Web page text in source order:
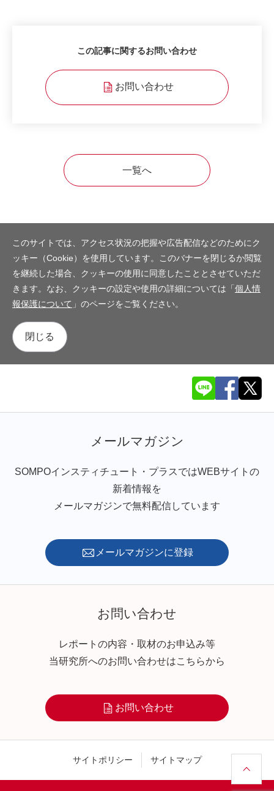
この記事に関するお問い合わせ
お問い合わせ
一覧へ
このサイトでは、アクセス状況の把握や広告配信などのためにク
ッキー（Cookie）を使用しています。このバナーを閉じるか閲覧
を継続した場合、クッキーの使用に同意したこととさせていただ
きます。なお、クッキーの設定や使用の詳細については「 個人情
報保護について 」のページをご覧ください。
閉じる
メールマガジン
SOMPOインスティチュート・プラスではWEBサイトの
新着情報を
メールマガジンで無料配信しています
メールマガジンに登録
お問い合わせ
レポートの内容・取材のお申込み等
当研究所へのお問い合わせはこちらから
お問い合わせ
サイトポリシー サイトマップ